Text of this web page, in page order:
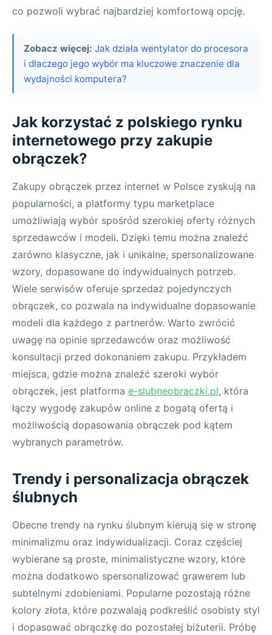
co pozwoli wybrać najbardziej komfortową opcję.
Zobacz więcej: Jak działa wentylator do procesora
i dlaczego jego wybór ma kluczowe znaczenie dla
wydajności komputera?
Jak korzystać z polskiego rynku
internetowego przy zakupie
obrączek?
Zakupy obrączek przez internet w Polsce zyskują na
popularności, a platformy typu marketplace
umożliwiają wybór spośród szerokiej oferty różnych
sprzedawców i modeli. Dzięki temu można znaleźć
zarówno klasyczne, jak i unikalne, spersonalizowane
wzory, dopasowane do indywidualnych potrzeb.
Wiele serwisów oferuje sprzedaż pojedynczych
obrączek, co pozwala na indywidualne dopasowanie
modeli dla każdego z partnerów. Warto zwrócić
uwagę na opinie sprzedawców oraz możliwość
konsultacji przed dokonaniem zakupu. Przykładem
miejsca, gdzie można znaleźć szeroki wybór
obrączek, jest platforma e-slubneobraczki.pl, która
łączy wygodę zakupów online z bogatą ofertą i
możliwością dopasowania obrączek pod kątem
wybranych parametrów.
Trendy i personalizacja obrączek
ślubnych
Obecne trendy na rynku ślubnym kierują się w stronę
minimalizmu oraz indywidualizacji. Coraz częściej
wybierane są proste, minimalistyczne wzory, które
można dodatkowo spersonalizować grawerem lub
subtelnymi zdobieniami. Popularne pozostają różne
kolory złota, które pozwalają podkreślić osobisty styl
i dopasować obrączkę do pozostałej biżuterii. Próbę